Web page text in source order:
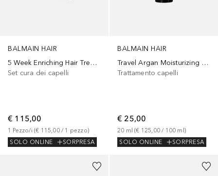
BALMAIN HAIR
5 Week Enriching Hair Treatment 5 x 20ml tubes
Set cura dei capelli
€ 115,00
1 Pezzo/i (€ 115,00 / 1 pezzo)
SOLO ONLINE
SORPRESA
BALMAIN HAIR
Travel Argan Moisturizing Elixir 20ml
Trattamento capelli
€ 25,00
20 ml (€ 125,00 / 100 ml )
SOLO ONLINE
SORPRESA